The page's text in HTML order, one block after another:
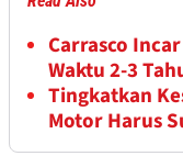
Carrasco
Waktu 2-3
Tingkatkan
Motor Harus